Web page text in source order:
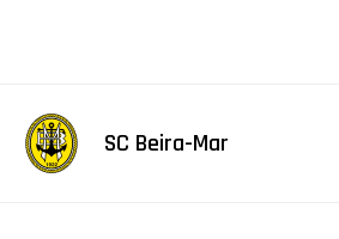
SC Beira-Mar